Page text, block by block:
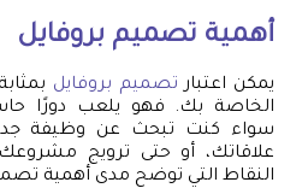
أهمية تصميم بروفايل
يمكن اعتبار تصميم بروفايل
الخاصة بك. فهو يلعب دورًا
سواء كنت تبحث عن وظيفة
علاقاتك، أو حتى ترويج
النقاط التي توضح مدى أهمية